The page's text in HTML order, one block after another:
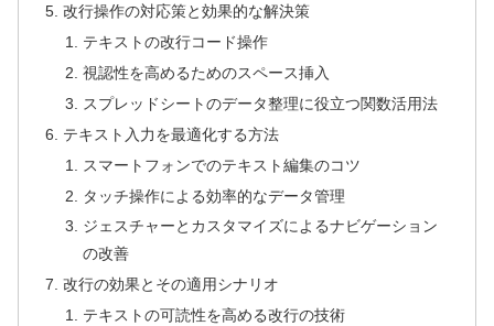
改行操作の対応策と効果的な解決策
テキストの改行コード操作
視認性を高めるためのスペース挿入
スプレッドシートのデータ整理に役立つ関数活用法
テキスト入力を最適化する方法
スマートフォンでのテキスト編集のコツ
タッチ操作による効率的なデータ管理
ジェスチャーとカスタマイズによるナビゲーション
の改善
改行の効果とその適用シナリオ
テキストの可読性を高める改行の技術